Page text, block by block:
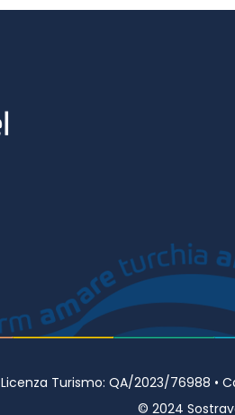
Licenza Turismo: QA/2023/76988 •
© 2024